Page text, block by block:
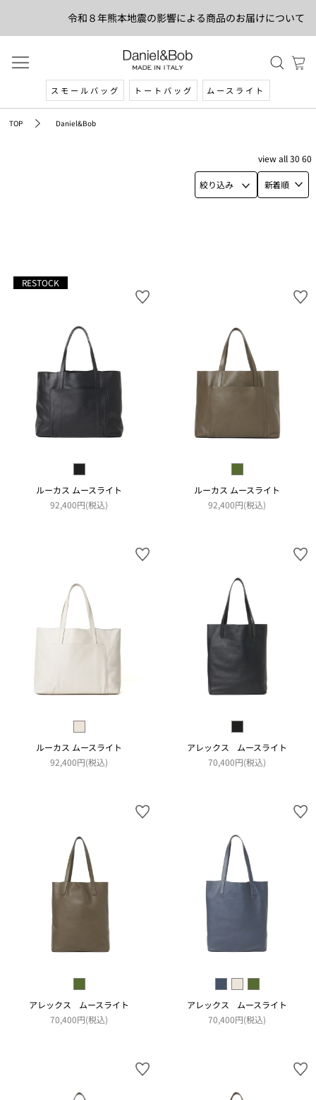
令和８年熊本地震の影響による商品のお届けについて
スモールバッグ トートバッグ ムースライト
TOP Daniel&Bob
絞り込み 新着順
viewall30 60
RESTOCK
ルーカス ムースライト
92,400円(税込)
ルーカス ムースライト
92,400円(税込)
ルーカス ムースライト
92,400円(税込)
アレックス ムースライト
70,400円(税込)
アレックス ムースライト
70,400円(税込)
アレックス ムースライト
70,400円(税込)